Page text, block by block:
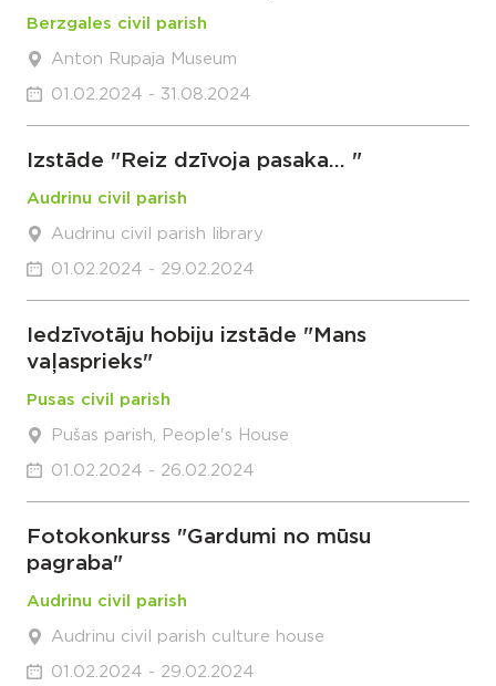
Berzgales civil parish
Anton Rupaja Museum
01.02.2024 - 31.08.2024
Izstāde "Reiz dzīvoja pasaka... "
Audrinu civil parish
Audrinu civil parish library
01.02.2024 - 29.02.2024
Iedzīvotāju hobiju izstāde "Mans
vaļasprieks"
Pusas civil parish
Pušas parish, People's House
01.02.2024 - 26.02.2024
Fotokonkurss "Gardumi no mūsu
pagraba"
Audrinu civil parish
Audrinu civil parish culture house
01.02.2024 - 29.02.2024